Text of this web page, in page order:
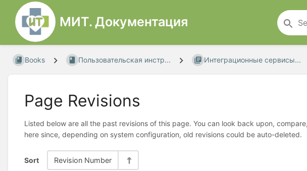
МИТ. Документация
Books Пользовательская инстр... Интеграционные сервисы...
Page Revisions
Listed below are all the past revisions of this page. You can look back upon,
here since, depending on system configuration, old revisions could be auto-deleted.
Sort Revision Number